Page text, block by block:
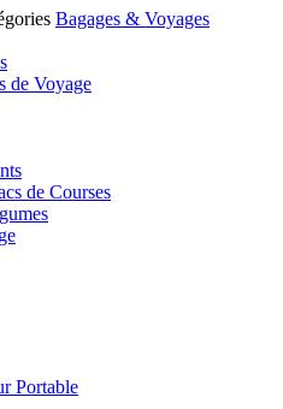
Bagages & Voyages
de Voyage
de Courses
Portable